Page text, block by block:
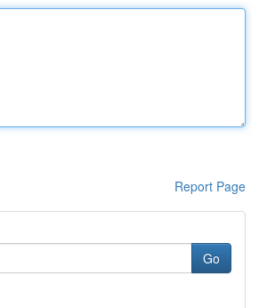
Report Page
Go